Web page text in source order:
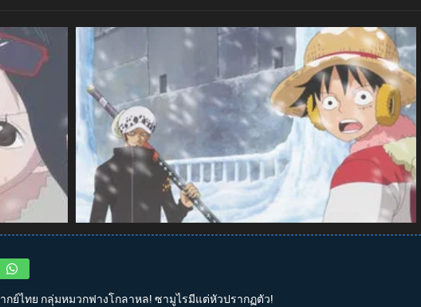
กย์ไทย กลุ่มหมวกฟางโกลาหล! ซามูไรมีแต่หัวปรากฏตัว!